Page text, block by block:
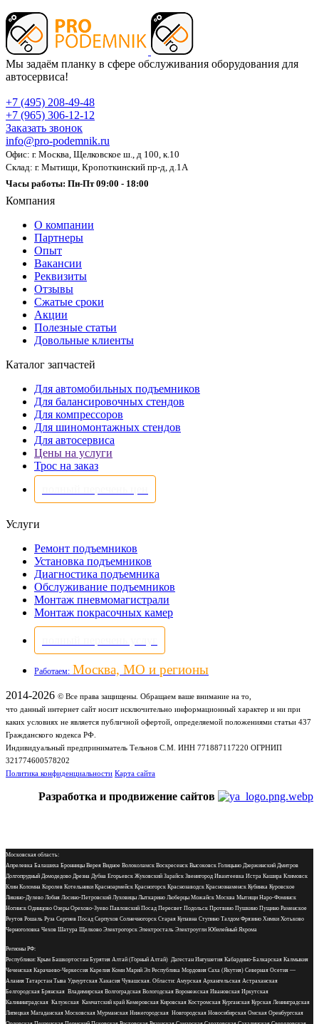
Мы задаём планку в сфере обслуживания оборудования для
автосервиса!
+7 (495) 208-49-48
+7 (965) 306-12-12
Заказать звонок
info@pro-podemnik.ru
Офис: г. Москва, Щелковское ш., д 100, к.10
Склад: г. Мытищи, Кропоткинский пр-д, д.1А
Часы работы: Пн-Пт 09:00 - 18:00
Компания
О компании
Партнеры
Опыт
Вакансии
Реквизиты
Отзывы
Сжатые сроки
Акции
Полезные статьи
Довольные клиенты
Каталог запчастей
Для автомобильных подъемников
Для балансировочных стендов
Для компрессоров
Для шиномонтажных стендов
Для автосервиса
Цены на услуги
Трос на заказ
Услуги
Ремонт подъемников
Установка подъемников
Диагностика подъемника
Обслуживание подъемников
Монтаж пневмомагистрали
Монтаж покрасочных камер
Работаем: Москва, МО и регионы
2014-2026 © Все права защищены. Обращаем ваше внимание на то,
что данный интернет сайт носит исключительно информационный характер и ни при
каких условиях не является публичной офертой, определяемой положениями статьи 437
Гражданского кодекса РФ.
Индивидуальный предприниматель Тельнов С.М. ИНН 771887117220 ОГРНИП
321774600578202
Политика конфиденциальности Карта сайта
Разработка и продвижение сайтов
Московская область:
Апрелевка Балашиха Бронницы Верея Видное Волоколамск Воскресенск Высоковск Голицыно Дзержинский Дмитров
Долгопрудный Домодедово Дрезна Дубна Егорьевск Жуковский Зарайск Звенигород Ивантеевка Истра Кашира Климовск
Клин Коломна Королев Котельники Красноармейск Красногорск Краснозаводск Краснознаменск Кубинка Куровское
Ликино-Дулево Лобня Лосино-Петровский Луховицы Лыткарино Люберцы Можайск Москва Мытищи Наро-Фоминск
Ногинск Одинцово Озеры Орехово-Зуево Павловский Посад Пересвет Подольск Протвино Пушкино Пущино Раменское
Реутов Рошаль Руза Сергиев Посад Серпухов Солнечногорск Старая Купавна Ступино Талдом Фрязино Химки Хотьково
Черноголовка Чехов Шатура Щелково Электрогорск Электросталь Электроугли Юбилейный Яхрома
Регионы РФ:
Республики: Крым Башкортостан Бурятия Алтай (Горный Алтай) Дагестан Ингушетия Кабардино-Балкарская Калмыкия
Чеченская Карачаево-Черкессия Карелия Коми Марий Эл Республика Мордовия Саха (Якутия) Северная Осетия —
Алания Татарстан Тыва Удмуртская Хакасия Чувашская. Области: Амурская Архангельская Астраханская
Белгородская Брянская Владимирская Волгоградская Вологодская Воронежская Ивановская Иркутская
Калининградская Калужская Камчатский край Кемеровская Кировская Костромская Курганская Курская Ленинградская
Липецкая Магаданская Московская Мурманская Нижегородская Новгородская Новосибирская Омская Оренбургская